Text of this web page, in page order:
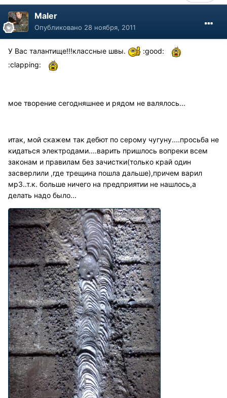
Maler
Опубликовано 28 ноября, 2011
У Вас талантище!!!классные швы.
:good:
:clapping:
мое творение сегодняшнее и рядом не валялось...
итак, мой скажем так дебют по серому чугуну....просьба не
кидаться электродами....варить пришлось вопреки всем
законам и правилам без зачистки(только край один
засверлили ,где трещина пошла дальше),причем варил
мр3..т.к. больше ничего на предприятии не нашлось,а
делать надо было...